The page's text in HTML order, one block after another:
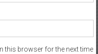
this browser for the next time